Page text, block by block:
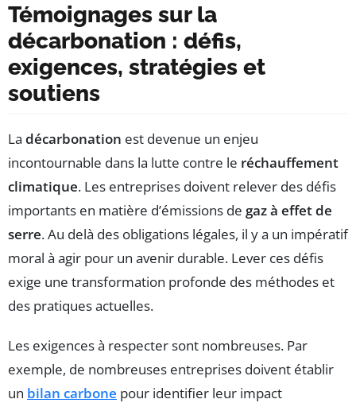
Témoignages sur la
décarbonation : défis,
exigences, stratégies et
soutiens
La décarbonation est devenue un enjeu
incontournable dans la lutte contre le réchauffement
climatique. Les entreprises doivent relever des défis
importants en matière d’émissions de gaz à effet de
serre. Au delà des obligations légales, il y a un impératif
moral à agir pour un avenir durable. Lever ces défis
exige une transformation profonde des méthodes et
des pratiques actuelles.
Les exigences à respecter sont nombreuses. Par
exemple, de nombreuses entreprises doivent établir
un bilan carbone pour identifier leur impact